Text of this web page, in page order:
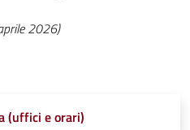
2026)
(uffici e orari)